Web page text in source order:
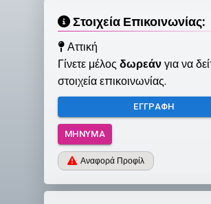
Στοιχεία Επικοινωνίας:
Αττική
Γίνετε μέλος δωρεάνγια να
στοιχεία επικοινωνίας.
ΕΓΓΡΑΦΉ
ΜΉΝΥΜΑ
Αναφορά Προφίλ